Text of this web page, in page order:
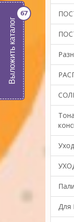
Для
67
Выложить каталог